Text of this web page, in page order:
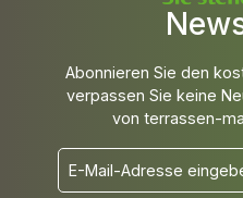
Abonnieren Sie den
verpassen Sie keine
von terrassen-